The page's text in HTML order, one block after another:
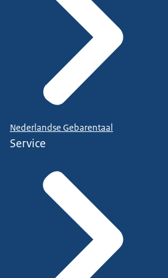
Nederlandse Gebarentaal
Service